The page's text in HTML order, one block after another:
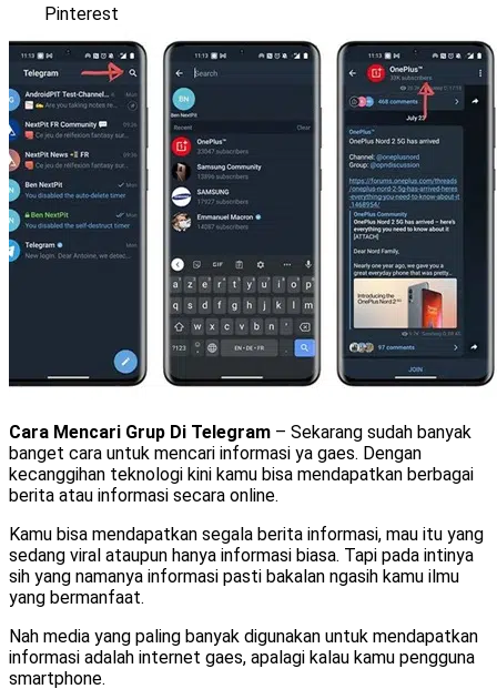
Pinterest
Cara Mencari Grup Di Telegram – Sekarang sudah banyak
banget cara untuk mencari informasi ya gaes. Dengan
kecanggihan teknologi kini kamu bisa mendapatkan berbagai
berita atau informasi secara online.
Kamu bisa mendapatkan segala berita informasi, mau itu yang
sedang viral ataupun hanya informasi biasa. Tapi pada intinya
sih yang namanya informasi pasti bakalan ngasih kamu ilmu
yang bermanfaat.
Nah media yang paling banyak digunakan untuk mendapatkan
informasi adalah internet gaes, apalagi kalau kamu pengguna
smartphone.